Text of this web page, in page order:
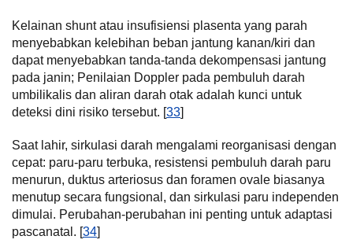
Kelainan shunt atau insufisiensi plasenta yang parah
menyebabkan kelebihan beban jantung kanan/kiri dan
dapat menyebabkan tanda-tanda dekompensasi jantung
pada janin; Penilaian Doppler pada pembuluh darah
umbilikalis dan aliran darah otak adalah kunci untuk
deteksi dini risiko tersebut. [33]
Saat lahir, sirkulasi darah mengalami reorganisasi dengan
cepat: paru-paru terbuka, resistensi pembuluh darah paru
menurun, duktus arteriosus dan foramen ovale biasanya
menutup secara fungsional, dan sirkulasi paru independen
dimulai. Perubahan-perubahan ini penting untuk adaptasi
pascanatal. [34]